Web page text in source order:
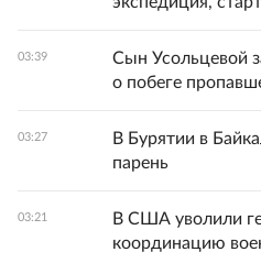
03:39
Сын Усольцевой
о побеге
03:27
В Бурятии в
парень
03:21
В США уволили
координацию